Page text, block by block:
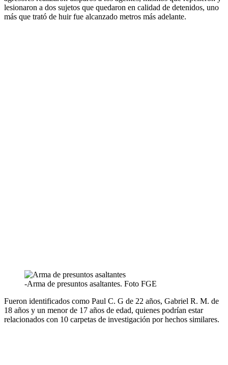
lesionaron a dos sujetos que quedaron en calidad de detenidos, uno
más que trató de huir fue alcanzado metros más adelante.
-Arma de presuntos asaltantes. Foto FGE
Fueron identificados como Paul C. G de 22 años, Gabriel R. M. de
18 años y un menor de 17 años de edad, quienes podrían estar
relacionados con 10 carpetas de investigación por hechos similares.